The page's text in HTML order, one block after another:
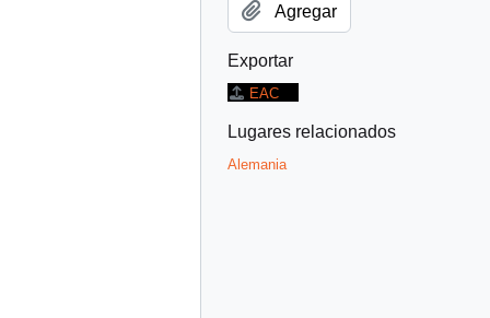
Agregar
Exportar
EAC
Lugares relacionados
Alemania